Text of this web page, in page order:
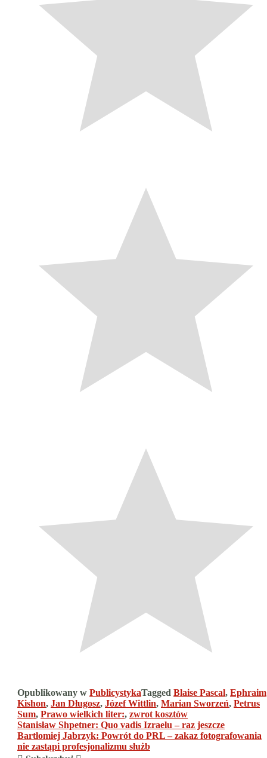
Opublikowany w PublicystykaTagged Blaise Pascal, Ephraim
Kishon, Jan Długosz, Józef Wittlin, Marian Sworzeń, Petrus
Sum, Prawo wielkich liter:, zwrot kosztów
Nawigacja
wpisu
Stanisław Shpetner: Quo vadis Izraelu – raz jeszcze
Bartłomiej Jabrzyk: Powrót do PRL – zakaz fotografowania
nie zastąpi profesjonalizmu służb